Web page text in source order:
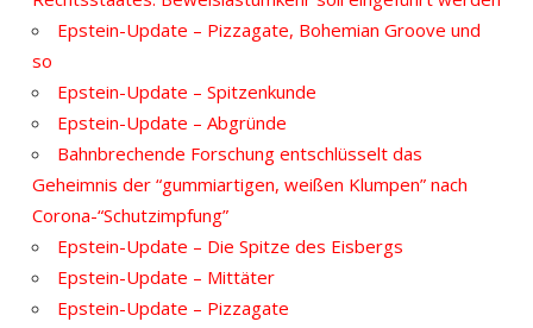
Epstein-Update – Pizzagate, Bohemian Groove und
so
Epstein-Update – Spitzenkunde
Epstein-Update – Abgründe
Bahnbrechende Forschung entschlüsselt das
Geheimnis der “gummiartigen, weißen Klumpen” nach
Corona-“Schutzimpfung”
Epstein-Update – Die Spitze des Eisbergs
Epstein-Update – Mittäter
Epstein-Update – Pizzagate